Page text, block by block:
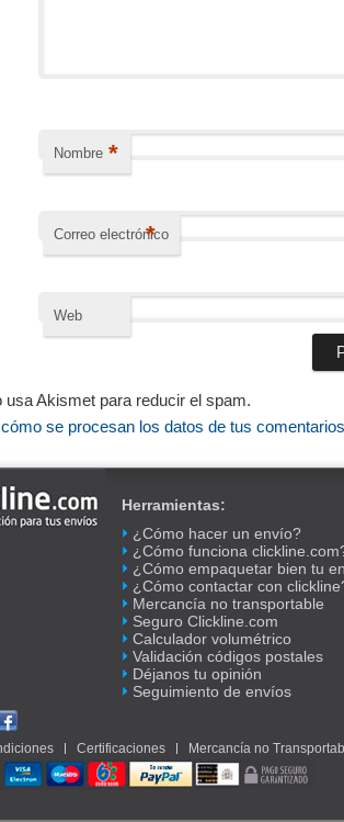
Nombre *
Correo electrónico
*
Web
usa Akismet para reducir el spam.
se procesan los datos de tus comentarios
Herramientas:
¿Cómo hacer un envío?
¿Cómo funciona
¿Cómo empaquetar bien tu
¿Cómo contactar con
Mercancía no transportable
Seguro Clickline.com
Calculador volumétrico
Validación códigos postales
Déjanos tu opinión
Seguimiento de envíos
Certificaciones Mercancía no